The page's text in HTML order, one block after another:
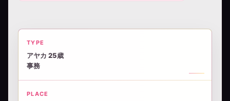
TYPE
アヤカ 25歳
事務
PLACE